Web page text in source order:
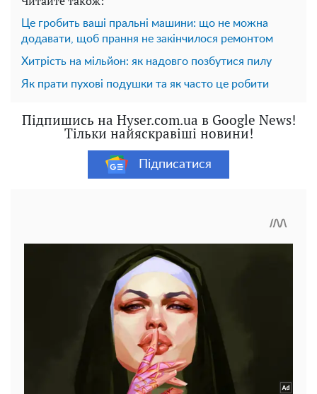
Це гробить ваші пральні машини: що не можна
додавати, щоб прання не закінчилося ремонтом
Хитрість на мільйон: як надовго позбутися пилу
Як прати пухові подушки та як часто це робити
Підпишись на Hyser.com.ua в Google News!
Тільки найяскравіші новини!
Підписатися